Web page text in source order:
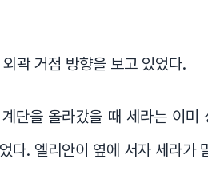
곽 거점 방향을 보고 있었다.
단을 올라갔을 때 세라는 이
다. 엘리안이 옆에 서자 세라가